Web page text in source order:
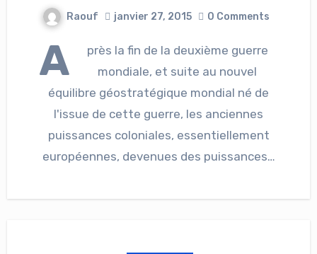
Raouf janvier 27, 2015 0 Comments
A
près la fin de la deuxième guerre
mondiale, et suite au nouvel
équilibre géostratégique mondial né de
l'issue de cette guerre, les anciennes
puissances coloniales, essentiellement
européennes, devenues des puissances…